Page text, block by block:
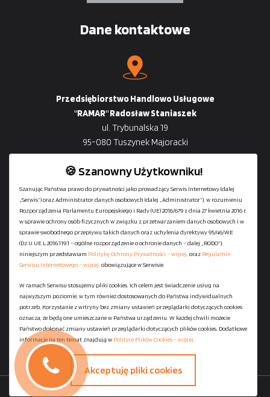
Dane kontaktowe
Przedsiębiorstwo Handlowo Usługowe
"RAMAR" Radosław Staniaszek
ul. Trybunalska 19
95-080 Tuszynek Majoracki
+48729-133-333
biuro@601144444.pl
Kontakt
Regulamin serwisu
Polityka Ochrony Prywatności
Polityka Plików Cookies
Copyright ©StaniaszekKontenery.pl- 2026 All Rights Reserved.
🍪 Szanowny Użytkowniku!
Szanując Państwa prawo do prywatności jako prowadzący Serwis Internetowy (dalej
„Serwis”) oraz Administrator danych osobowych (dalej „Administrator”), w rozumieniu
Rozporządzenia Parlamentu Europejskiego i Rady (UE) 2016/679 z dnia 27 kwietnia 2016 r.
w sprawie ochrony osób fizycznych w związku z przetwarzaniem danych osobowych i w
sprawie swobodnego przepływu takich danych oraz uchylenia dyrektywy 95/46/WE
(Dz.U.UE.L.2016.119.1 – ogólne rozporządzenie o ochronie danych – dalej „RODO”),
niniejszym przedstawiam Politykę Ochrony Prywatności – więcej, oraz Regulamin
Serwisu Internetowego – więcej, obowiązujące w Serwisie.
W ramach Serwisu stosujemy pliki cookies. Ich celem jest świadczenie usług na
najwyższym poziomie, w tym również dostosowanych do Państwa indywidualnych
potrzeb. Korzystanie z witryny bez zmiany ustawień przeglądarki dotyczących cookies
oznacza, że będą one umieszczane w Państwa urządzeniu. W każdej chwili możecie
Państwo dokonać zmiany ustawień przeglądarki dotyczących plików cookies. Dodatkowe
informacje na ten temat znajdują w Polityce Plików Cookies – więcej.
Akceptuję pliki cookies